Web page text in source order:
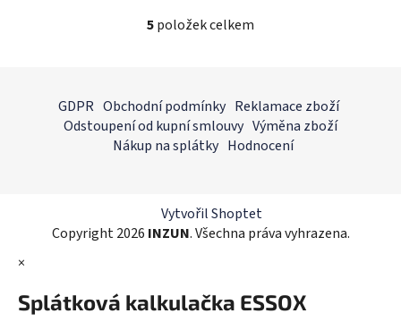
O
d
a
c
r
v
v
ý
5položek celkem
GDPR Obchodní podmínky Reklamace zboží
Odstoupení od kupní smlouvy Výměna zboží
Nákup na splátky Hodnocení
Vytvořil Shoptet
Copyright 2026 INZUN. Všechna práva vyhrazena.
×
Splátková kalkulačka ESSOX